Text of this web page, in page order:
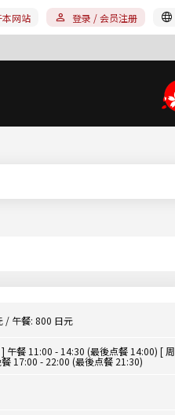
本网站 登录 / 会员注册
/ 午餐: 800 日元
午餐 11:00 - 14:30 (最後点餐 14:00) [ 周
17:00 - 22:00 (最後点餐 21:30)